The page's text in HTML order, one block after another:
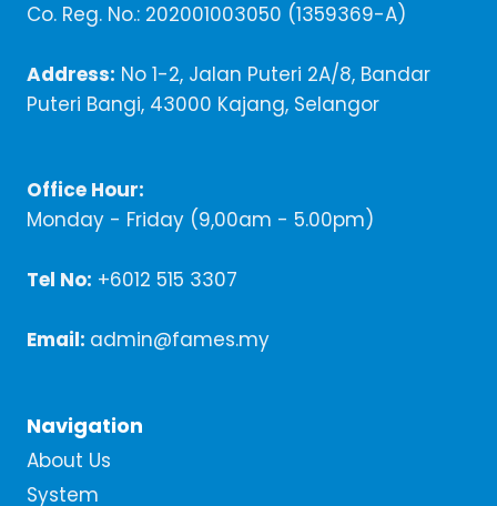
Co. Reg. No.: 202001003050 (1359369-A)
Address: No 1-2, Jalan Puteri 2A/8, Bandar
Puteri Bangi, 43000 Kajang, Selangor
Office Hour:
Monday - Friday (9,00am - 5.00pm)
Tel No: +6012 515 3307
Email: admin@fames.my
Navigation
About Us
System